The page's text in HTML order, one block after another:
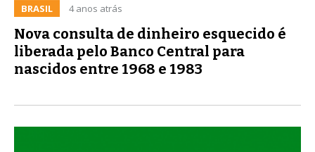
BRASIL 4 anos atrás
Nova consulta de dinheiro esquecido é
liberada pelo Banco Central para
nascidos entre 1968 e 1983